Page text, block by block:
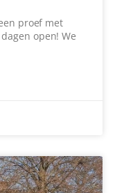
proef met
open! We